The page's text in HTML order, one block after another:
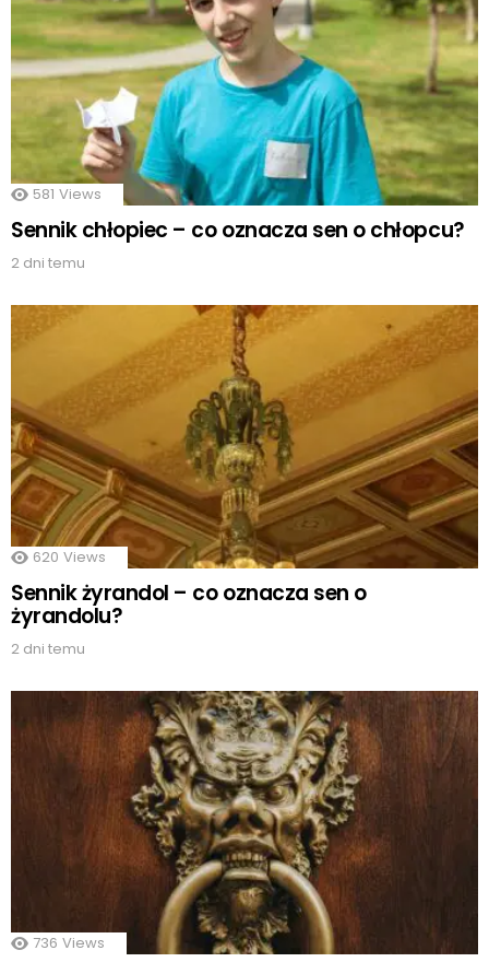
581 Views
Sennik chłopiec – co oznacza sen o chłopcu?
2 dni temu
620 Views
Sennik żyrandol – co oznacza sen o
żyrandolu?
2 dni temu
736 Views